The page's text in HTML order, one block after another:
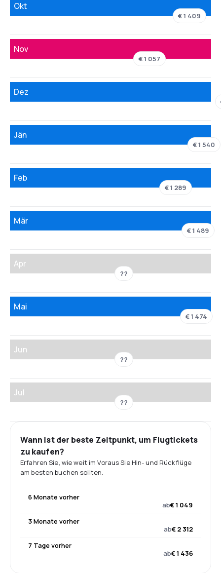
Okt
€ 1 409
Nov
€ 1 057
Dez
Jän
€ 1 540
Feb
€ 1 289
Mär
€ 1 489
Apr
??
Mai
€ 1 474
Jun
??
Jul
??
Wann ist der beste Zeitpunkt, um Flugtickets
zu kaufen?
Erfahren Sie, wie weit im Voraus Sie Hin- und Rückflüge
am besten buchen sollten.
6 Monate vorher
ab€ 1 049
3 Monate vorher
ab€ 2 312
7 Tage vorher
ab€ 1 436